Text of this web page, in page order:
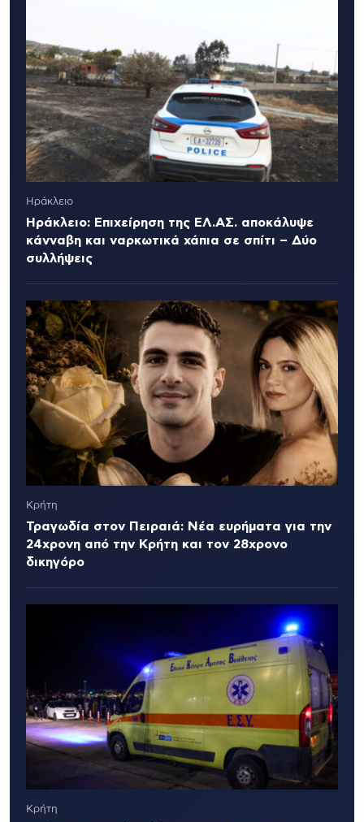
Ηράκλειο
Ηράκλειο: Επιχείρηση της ΕΛ.ΑΣ. αποκάλυψε
κάνναβη και ναρκωτικά χάπια σε σπίτι – Δύο
συλλήψεις
Κρήτη
Τραγωδία στον Πειραιά: Νέα ευρήματα για την
24χρονη από την Κρήτη και τον 28χρονο
δικηγόρο
Κρήτη